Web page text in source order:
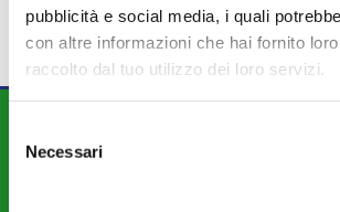
pubblicità e social media, i quali
con altre informazioni che hai fornito
raccolto dal tuo utilizzo dei loro servizi.
delNecessari